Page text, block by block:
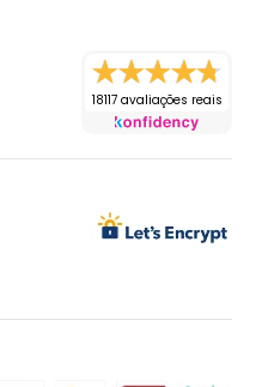
18117 avaliações reais